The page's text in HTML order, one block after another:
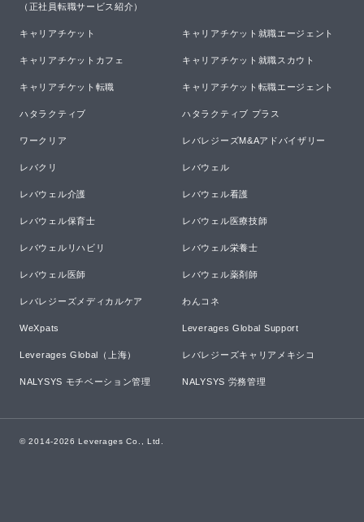
（正社員転職サービス紹介）
キャリアチケット キャリアチケット就職エージェント
キャリアチケットカフェ キャリアチケット就職スカウト
キャリアチケット転職 キャリアチケット転職エージェント
ハタラクティブ ハタラクティブ プラス
ワークリア レバレジーズM&Aアドバイザリー
レバクリ レバウェル
レバウェル介護 レバウェル看護
レバウェル保育士 レバウェル医療技師
レバウェルリハビリ レバウェル栄養士
レバウェル医師 レバウェル薬剤師
レバレジーズメディカルケア わんコネ
WeXpats Leverages Global Support
Leverages Global（上海） レバレジーズキャリアメキシコ
NALYSYS モチベーション管理 NALYSYS 労務管理
© 2014-2026 Leverages Co., Ltd.